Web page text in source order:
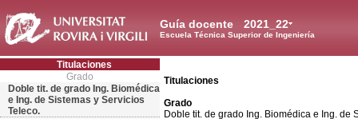
2021_22
Guía docente
Escuela Técnica Superior de Ingeniería
Titulaciones
Grado
Doble tit. de grado Ing. Biomédica
e Ing. de Sistemas y Servicios
Teleco.
Titulaciones
Grado
Doble tit. de grado Ing. Biomédica e Ing. de